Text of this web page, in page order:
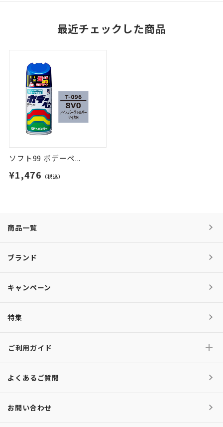
最近チェックした商品
ソフト99 ボデーペ...
¥1,476 （税込）
商品一覧
ブランド
キャンペーン
特集
ご利用ガイド
よくあるご質問
お問い合わせ